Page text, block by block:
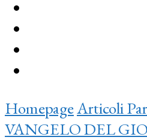
HomepageArticoli
VANGELO DEL